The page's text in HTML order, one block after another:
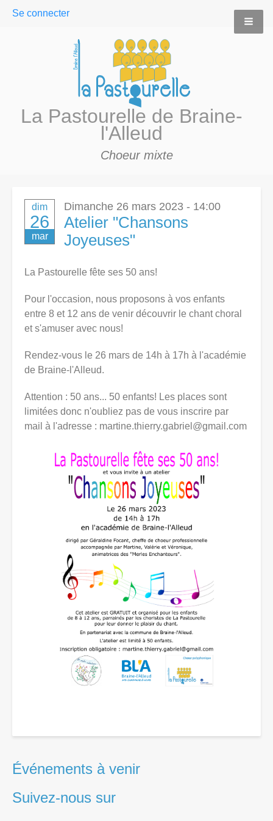
User
Se connecter
La Pastourelle de Braine-
l'Alleud
Choeur mixte
dim
26
mar
Dimanche 26 mars 2023 - 14:00
Atelier "Chansons
Joyeuses"
La Pastourelle fête ses 50 ans!
Pour l'occasion, nous proposons à vos enfants
entre 8 et 12 ans de venir découvrir le chant choral
et s'amuser avec nous!
Rendez-vous le 26 mars de 14h à 17h à l'académie
de Braine-l'Alleud.
Attention : 50 ans... 50 enfants! Les places sont
limitées donc n'oubliez pas de vous inscrire par
mail à l'adresse : martine.thierry.gabriel@gmail.com
Événements à venir
Suivez-nous sur